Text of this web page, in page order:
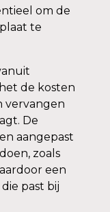
om de
te
de kosten
vervangen
De
aangepast
zoals
een
past bij